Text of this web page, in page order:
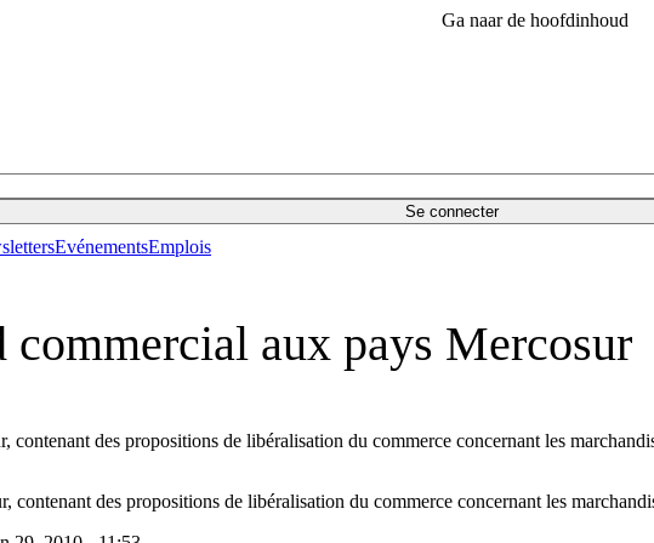
Ga naar de hoofdinhoud
Se connecter
EvénementsEmplois
aux pays Mercosur
des propositions de libéralisation du commerce concernant les
des propositions de libéralisation du commerce concernant les